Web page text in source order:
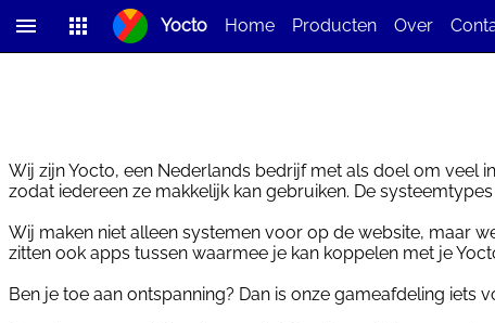
Yocto Home Producten Over
Wij zijn Yocto, een Nederlands bedrijf met als doel om veel
zodat iedereen ze makkelijk kan gebruiken. De
Wij maken niet alleen systemen voor op de website, maar
zitten ook apps tussen waarmee je kan koppelen met je
Ben je toe aan ontspanning? Dan is onze gameafdeling